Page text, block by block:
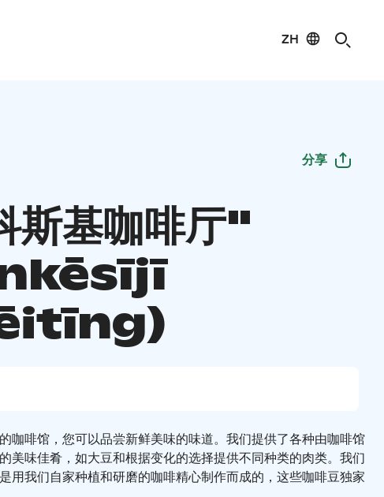
ZH
分享
斯基咖啡厅"
咖啡馆，您可以品尝新鲜美味的味道。我们提供了各种由咖啡馆
美味佳肴，如大豆和根据变化的选择提供不同种类的肉类。我们
用我们自家种植和研磨的咖啡精心制作而成的，这些咖啡豆独家